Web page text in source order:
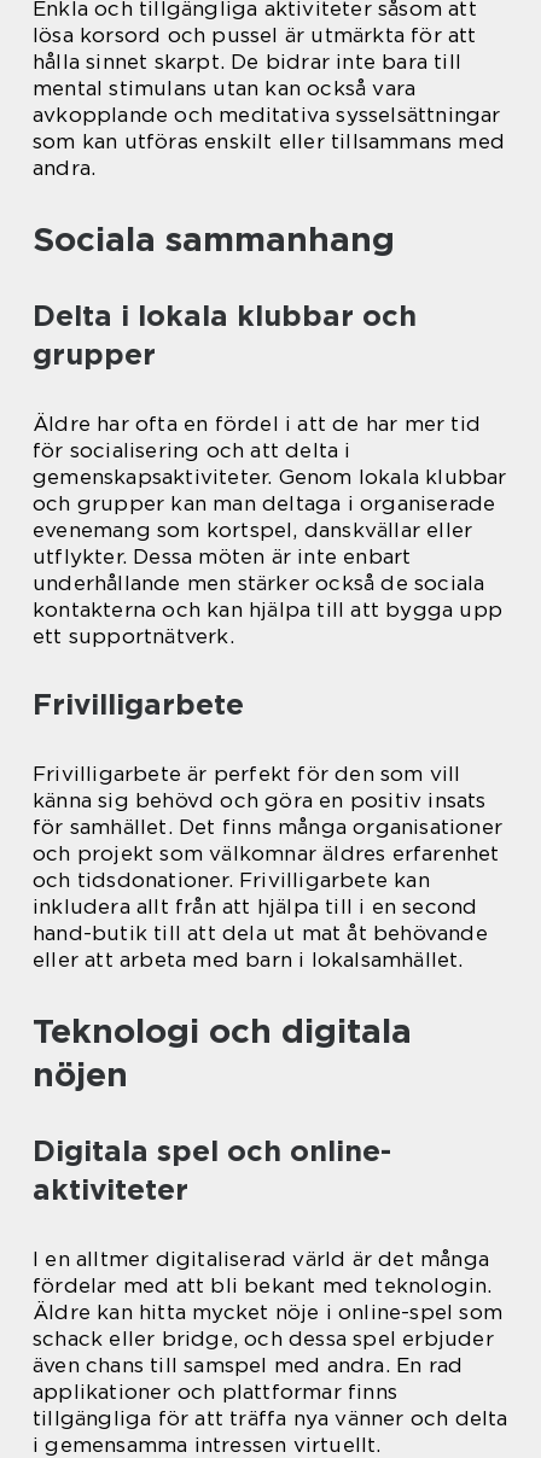
Enkla och tillgängliga aktiviteter såsom att
lösa korsord och pussel är utmärkta för att
hålla sinnet skarpt. De bidrar inte bara till
mental stimulans utan kan också vara
avkopplande och meditativa sysselsättningar
som kan utföras enskilt eller tillsammans med
andra.
Sociala sammanhang
Delta i lokala klubbar och
grupper
Äldre har ofta en fördel i att de har mer tid
för socialisering och att delta i
gemenskapsaktiviteter. Genom lokala klubbar
och grupper kan man deltaga i organiserade
evenemang som kortspel, danskvällar eller
utflykter. Dessa möten är inte enbart
underhållande men stärker också de sociala
kontakterna och kan hjälpa till att bygga upp
ett supportnätverk.
Frivilligarbete
Frivilligarbete är perfekt för den som vill
känna sig behövd och göra en positiv insats
för samhället. Det finns många organisationer
och projekt som välkomnar äldres erfarenhet
och tidsdonationer. Frivilligarbete kan
inkludera allt från att hjälpa till i en second
hand-butik till att dela ut mat åt behövande
eller att arbeta med barn i lokalsamhället.
Teknologi och digitala
nöjen
Digitala spel och online-
aktiviteter
I en alltmer digitaliserad värld är det många
fördelar med att bli bekant med teknologin.
Äldre kan hitta mycket nöje i online-spel som
schack eller bridge, och dessa spel erbjuder
även chans till samspel med andra. En rad
applikationer och plattformar finns
tillgängliga för att träffa nya vänner och delta
i gemensamma intressen virtuellt.